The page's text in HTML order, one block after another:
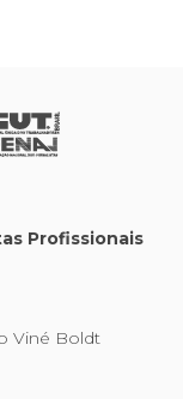
Profissionais
Viné Boldt